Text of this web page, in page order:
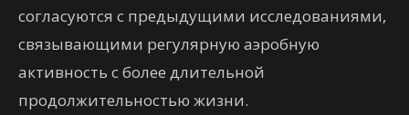
согласуются с предыдущими исследованиями,
связывающими регулярную аэробную
активность с более длительной
продолжительностью жизни.